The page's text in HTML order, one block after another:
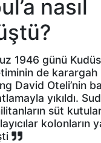
nasıl
1946 günü
de karargah
David Oteli’nin
yıkıldı.
süt
kolonların